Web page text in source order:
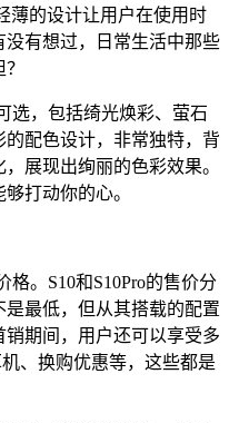
薄的设计让用户在使用时
有想过，日常生活中那些
选，包括绮光焕彩、萤石
配色设计，非常独特，背
展现出绚丽的色彩效果。
打动你的心。
。S10和S10Pro的售价分
是最低，但从其搭载的配置
期间，用户还可以享受多
、换购优惠等，这些都是